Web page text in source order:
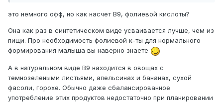
это немного офф, но как насчет В9, фолиевой кислоты?
Она как раз в синтетическом виде усваивается лучше, чем из
пищи. Про необходимость фолиевой к-ты для нормального
формирования малыша вы наверно знаете
А в натуральном виде В9 находится в овощах с
темнозелеными листьями, апельсинах и бананах, сухой
фасоли, горохе. Обычно даже сбалансированное
употребление этих продуктов недостаточно при планировании